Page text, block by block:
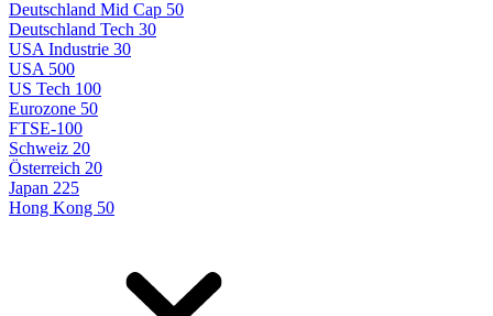
Deutschland Mid Cap 50
Deutschland Tech 30
USA Industrie 30
USA 500
US Tech 100
Eurozone 50
FTSE-100
Schweiz 20
Österreich 20
Japan 225
Hong Kong 50